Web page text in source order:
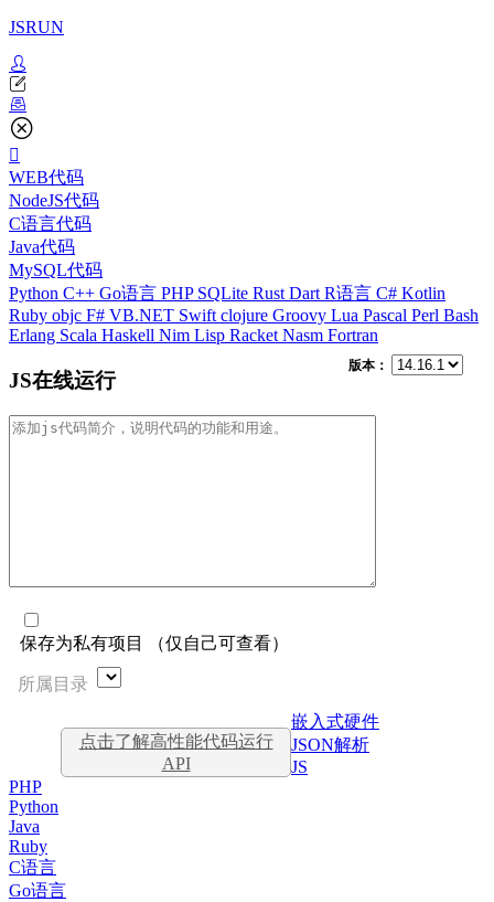
JSRUN
WEB代码
NodeJS代码
C语言代码
Java代码
MySQL代码
Python C++ Go语言 PHP SQLite Rust Dart R语言 C# Kotlin
Ruby objc F# VB.NET Swift clojure Groovy Lua Pascal Perl Bash
Erlang Scala Haskell Nim Lisp Racket Nasm Fortran
JS在线运行
版本：
保存为私有项目 （仅自己可查看）
所属目录
点击了解高性能代码运行
API
嵌入式硬件
JSON解析
JS
PHP
Python
Java
Ruby
C语言
Go语言